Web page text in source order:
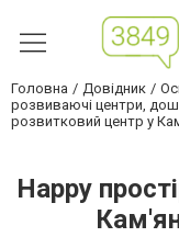
Головна Довідник
розвиваючі центри,
розвитковий центр у
Happy